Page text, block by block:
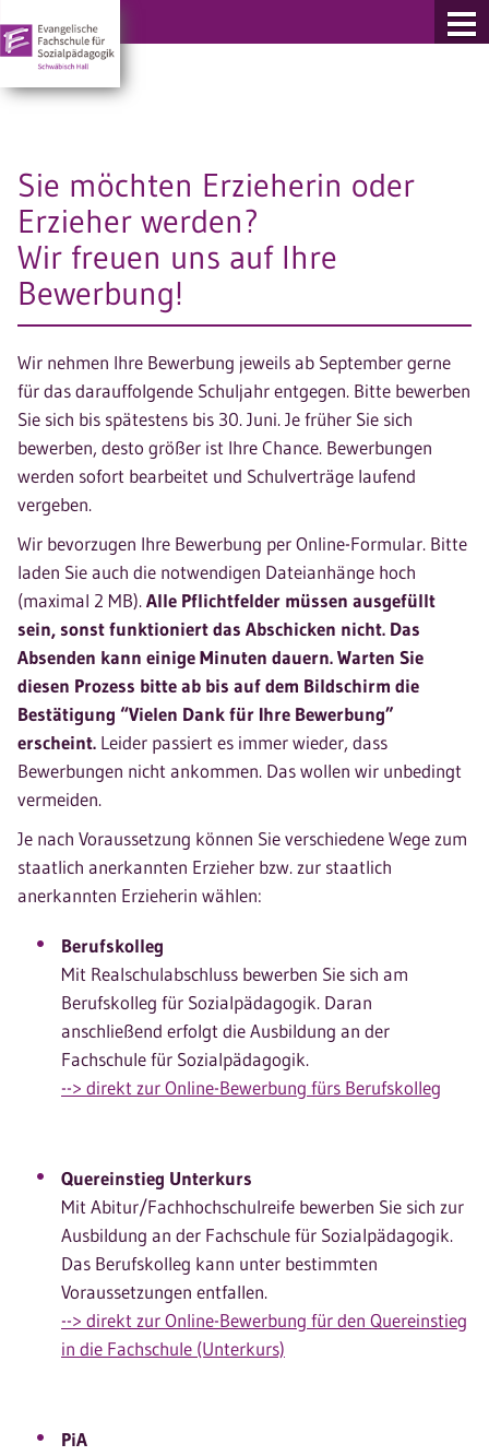
Fachschulen
Sie möchten Erzieherin oder
Erzieher werden?
Wir freuen uns auf Ihre
Bewerbung!
Wir nehmen Ihre Bewerbung jeweils ab September gerne
für das darauffolgende Schuljahr entgegen. Bitte bewerben
Sie sich bis spätestens bis 30. Juni. Je früher Sie sich
bewerben, desto größer ist Ihre Chance. Bewerbungen
werden sofort bearbeitet und Schulverträge laufend
vergeben.
Wir bevorzugen Ihre Bewerbung per Online-Formular. Bitte
laden Sie auch die notwendigen Dateianhänge hoch
(maximal 2 MB). Alle Pflichtfelder müssen ausgefüllt
sein, sonst funktioniert das Abschicken nicht. Das
Absenden kann einige Minuten dauern. Warten Sie
diesen Prozess bitte ab bis auf dem Bildschirm die
Bestätigung “Vielen Dank für Ihre Bewerbung”
erscheint. Leider passiert es immer wieder, dass
Bewerbungen nicht ankommen. Das wollen wir unbedingt
vermeiden.
Je nach Voraussetzung können Sie verschiedene Wege zum
staatlich anerkannten Erzieher bzw. zur staatlich
anerkannten Erzieherin wählen:
Berufskolleg
Mit Realschulabschluss bewerben Sie sich am
Berufskolleg für Sozialpädagogik. Daran
anschließend erfolgt die Ausbildung an der
Fachschule für Sozialpädagogik.
--> direkt zur Online-Bewerbung fürs Berufskolleg
Quereinstieg Unterkurs
Mit Abitur/Fachhochschulreife bewerben Sie sich zur
Ausbildung an der Fachschule für Sozialpädagogik.
Das Berufskolleg kann unter bestimmten
Voraussetzungen entfallen.
--> direkt zur Online-Bewerbung für den Quereinstieg
in die Fachschule (Unterkurs)
PiA